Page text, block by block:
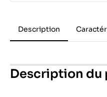
Description
Description du